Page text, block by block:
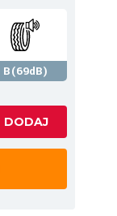
B(69dB)